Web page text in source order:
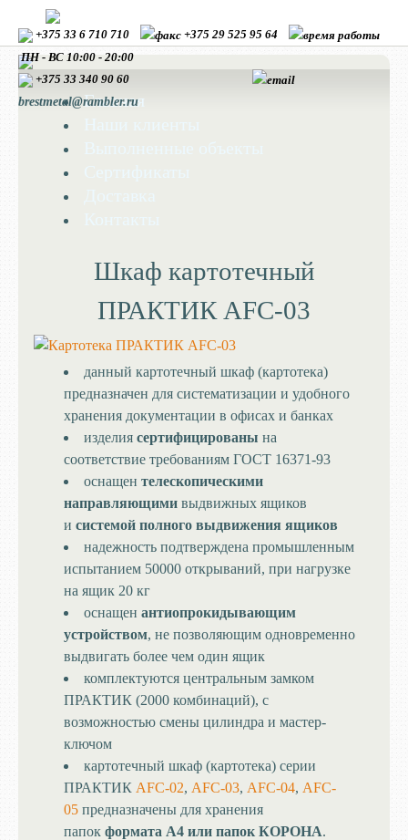
+375 33 6 710 710
+375 29 525 95 64
ПН - ВС 10:00 - 20:00
+375 33 340 90 60
brestmetal@rambler.ru
Главная
Шкаф картотечный
ПРАКТИК AFC-03
данный картотечный шкаф (картотека)
предназначен для систематизации и удобного
хранения документации в офисах и банках
изделия сертифицированы на
соответствие требованиям ГОСТ 16371-93
оснащен телескопическими
направляющими выдвижных ящиков
и системой полного выдвижения ящиков
надежность подтверждена промышленным
испытанием 50000 открываний, при нагрузке
на ящик 20 кг
оснащен антиопрокидывающим
устройством, не позволяющим одновременно
выдвигать более чем один ящик
комплектуются центральным замком
ПРАКТИК (2000 комбинаций), с
возможностью смены цилиндра и мастер-
ключом
картотечный шкаф (картотека) серии
ПРАКТИК AFC-02, AFC-03, AFC-04, AFC-
05 предназначены для хранения
папок формата А4 или папок КОРОНА.